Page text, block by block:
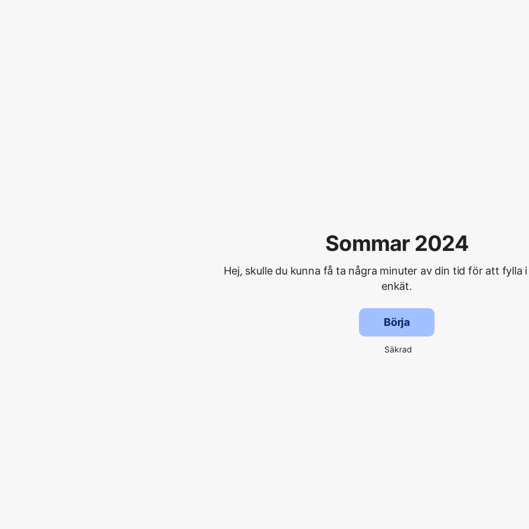
Sommar 2024
Hej, skulle du kunna få ta några minuter av din tid för att fylla
enkät.
Börja
Säkrad